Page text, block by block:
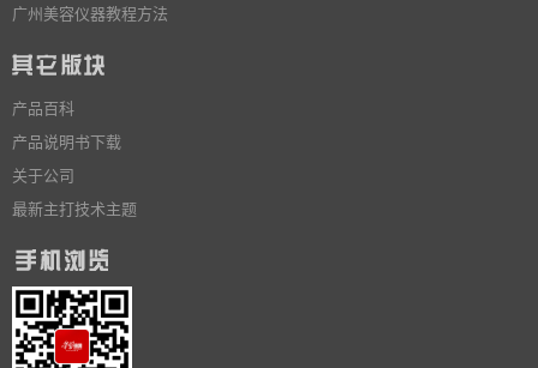
广州美容仪器教程方法
产品百科
产品说明书下载
关于公司
最新主打技术主题